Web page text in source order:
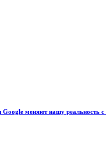
меняют нашу реальность